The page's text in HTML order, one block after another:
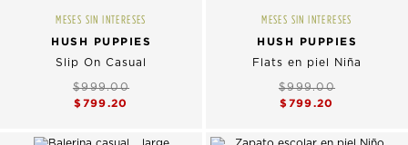
MESES SIN INTERESES
HUSH PUPPIES
Slip On Casual
$999.00
$799.20
MESES SIN INTERESES
HUSH PUPPIES
Flats en piel Niña
$999.00
$799.20